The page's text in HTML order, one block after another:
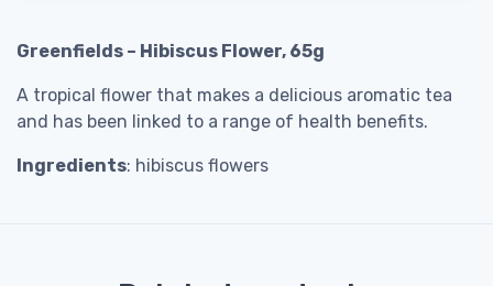
Greenfields – Hibiscus Flower, 65g
A tropical flower that makes a delicious aromatic tea
and has been linked to a range of health benefits.
Ingredients: hibiscus flowers